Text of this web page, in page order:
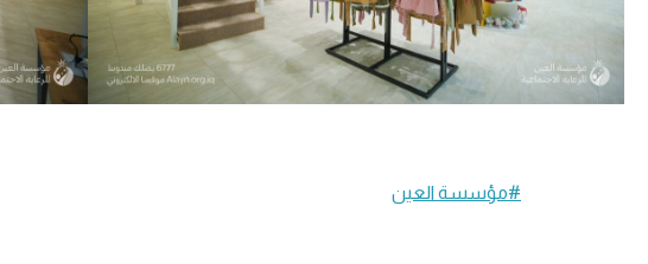
#مؤسسة العين